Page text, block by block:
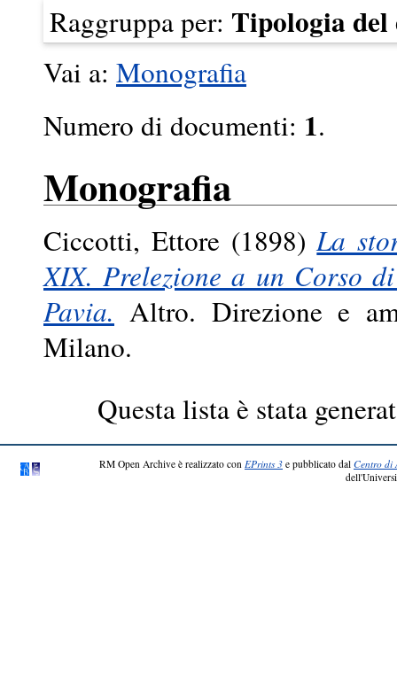
Raggruppa per: Tipologia del
Vai a: Monografia
Numero di documenti: 1.
Monografia
Ciccotti, Ettore (1898)La
XIX. Prelezione a un Corso
Pavia. Altro. Direzione e
Milano.
Questa lista è stata
RM Open Archive è realizzato con EPrints 3 e pubblicato dal Centro di